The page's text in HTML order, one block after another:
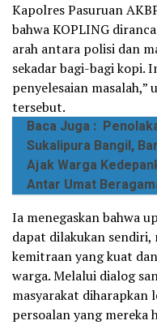
Kapolres Pasuruan
bahwa KOPLING
arah antara polisi dan
sekadar bagi-bagi kopi.
penyelesaian
tersebut.
Baca Juga :
Sukalipura Bangil,
Ajak Warga
Antar Umat
Ia menegaskan bahwa
dapat dilakukan
kemitraan yang kuat
warga. Melalui dialog
masyarakat diharapkan
persoalan yang mereka